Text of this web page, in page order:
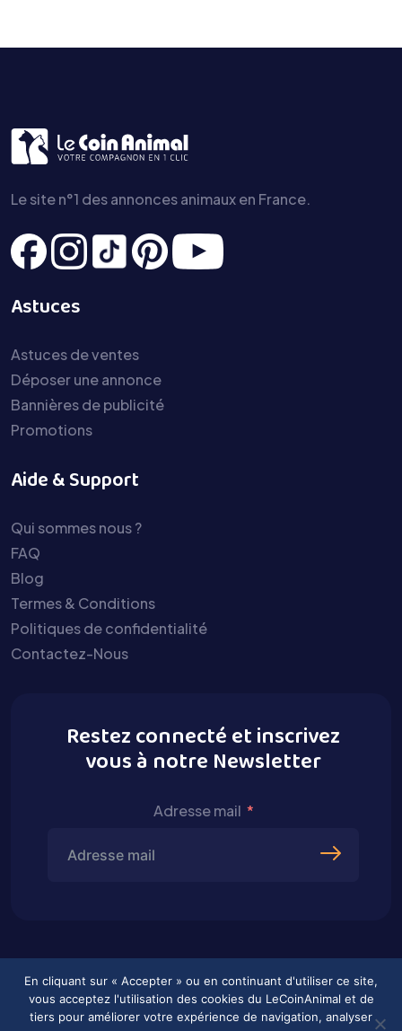
Le site n°1 des annonces animaux en France.
Astuces
Astuces de ventes
Déposer une annonce
Bannières de publicité
Promotions
Aide & Support
Qui sommes nous ?
FAQ
Blog
Termes & Conditions
Politiques de confidentialité
Contactez-Nous
Restez connecté et inscrivez
vous à notre Newsletter
Adresse mail
En cliquant sur « Accepter » ou en continuant d'utiliser ce site,
vous acceptez l'utilisation des cookies du LeCoinAnimal et de
tiers pour améliorer votre expérience de navigation, analyser